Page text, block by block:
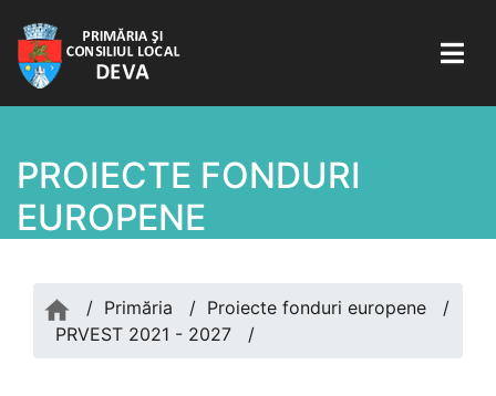
PROIECTE FONDURI
EUROPENE
/ Primăria / Proiecte fonduri europene
/
PRVEST 2021 - 2027
/